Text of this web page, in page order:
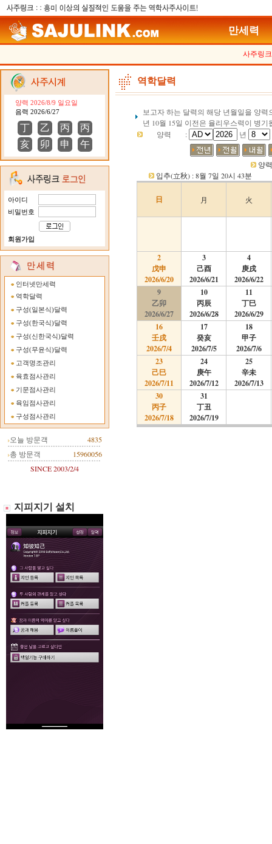
만세력
사주링크
양력 2026/8/9 일요일
음력 2026/6/27
丁 乙 丙
丙
亥
卯 申 午
아이디
비밀번호
회원가입
인터넷만세력
역학달력
구성(일본식)달력
구성(한국식)달력
구성(신한국식)달력
구성(무윤식)달력
고객명조관리
육효점사관리
기문점사관리
육임점사관리
구성점사관리
오늘 방문객
4835
총 방문객
15960056
SINCE 2003/2/4
지피지기 설치
역학달력
보고자 하는 달력의 해당 년월일을 양
년 10월 15일 이전은 율리우스력이 병기
양력
: 년
양
입추(立秋) : 8월 7일 20시 43분
日 月 火
2
戊申
2026/6/20
3
己酉
2026/6/21
4
庚戌
2026/6/22
9
乙卯
2026/6/27
10
丙辰
2026/6/28
11
丁巳
2026/6/29
16
壬戌
2026/7/4
17
癸亥
2026/7/5
18
甲子
2026/7/6
23
己巳
2026/7/11
24
庚午
2026/7/12
25
辛未
2026/7/13
30
丙子
2026/7/18
31
丁丑
2026/7/19